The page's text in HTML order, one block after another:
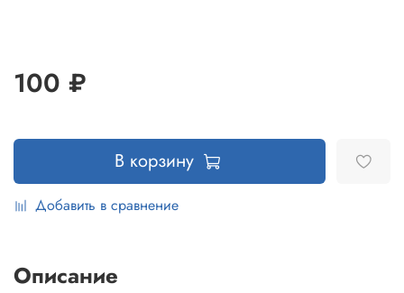
100 ₽
В корзину
Добавить в сравнение
Описание